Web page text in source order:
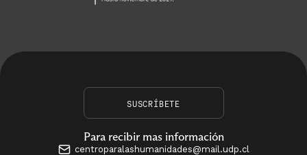
SUSCRÍBETE
Para recibir mas información
centroparalashumanidades@mail.udp.cl